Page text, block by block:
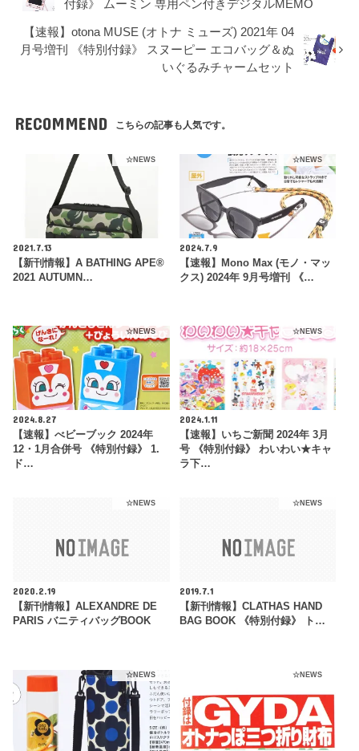
付録》 ムーミン 専用ペン付きデジタルMEMO
【速報】otona MUSE (オトナ ミューズ) 2021年 04
月号増刊 《特別付録》 スヌーピー エコバッグ＆ぬ
いぐるみチャームセット
RECOMMEND こちらの記事も人気です。
☆NEWS
2021.7.13
【新刊情報】A BATHING APE®
2021 AUTUMN…
☆NEWS
2024.7.9
【速報】Mono Max (モノ・マッ
クス) 2024年 9月号増刊 《…
☆NEWS
2024.8.27
【速報】べビーブック 2024年
12・1月合併号 《特別付録》 1.
ド…
☆NEWS
2024.1.11
【速報】いちご新聞 2024年 3月
号 《特別付録》 わいわい★キャ
ラ下…
☆NEWS
2020.2.19
【新刊情報】ALEXANDRE DE
PARIS バニティバッグBOOK
☆NEWS
2019.7.1
【新刊情報】CLATHAS HAND
BAG BOOK 《特別付録》 ト…
☆NEWS ☆NEWS